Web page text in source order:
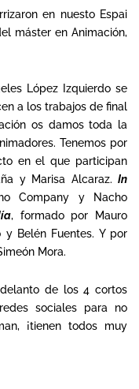
en nuesto Espai
máster en Animación,
López Izquierdo se
a los trabajos de final
os damos toda la
Tenemos por
en el que participan
y Marisa Alcaraz. In
Company y Nacho
, formado por Mauro
y Belén Fuentes. Y por
Mora.
de los 4 cortos
sociales para no
¡tienen todos muy